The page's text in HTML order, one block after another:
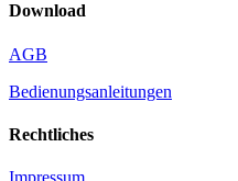
Download
AGB
Bedienungsanleitungen
Rechtliches